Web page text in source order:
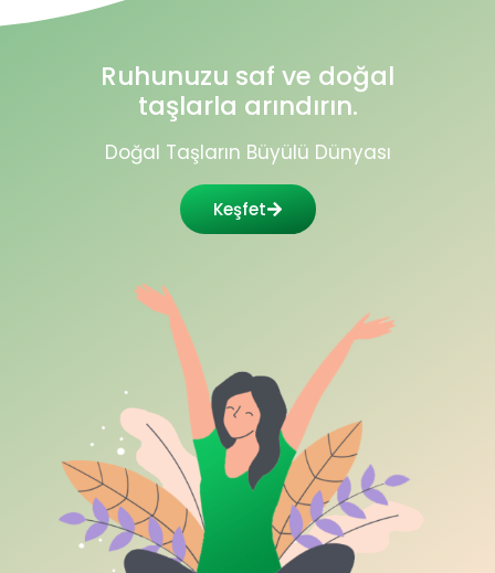
Ruhunuzu saf ve doğal
taşlarla arındırın.
Doğal Taşların Büyülü Dünyası
Keşfet